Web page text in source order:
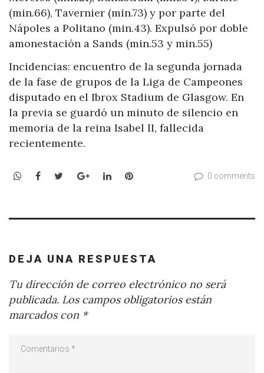
(min.66), Tavernier (min.73) y por parte del
Nápoles a Politano (min.43). Expulsó por doble
amonestación a Sands (min.53 y min.55)
Incidencias: encuentro de la segunda jornada
de la fase de grupos de la Liga de Campeones
disputado en el Ibrox Stadium de Glasgow. En
la previa se guardó un minuto de silencio en
memoria de la reina Isabel II, fallecida
recientemente.
WhatsApp
Facebook
TwitterGoogle+LinkedInPinterest 0 comments
DEJA UNA RESPUESTA
Tu dirección de correo electrónico no será
publicada. Los campos obligatorios están
marcados con *